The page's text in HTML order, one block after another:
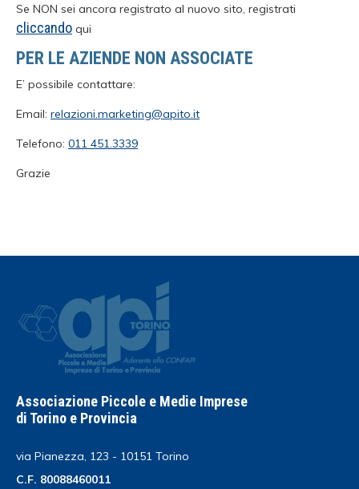
Se NON sei ancora registrato al nuovo sito, registrati
cliccando qui
PER LE AZIENDE NON ASSOCIATE
E’ possibile contattare:
Email: relazioni.marketing@apito.it
Telefono: 011 451.3339
Grazie
Associazione Piccole e Medie Imprese
di Torino e Provincia
via Pianezza, 123 - 10151 Torino
C.F. 80088460011